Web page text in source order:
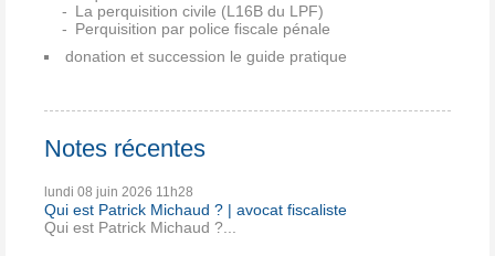
La perquisition civile (L16B du LPF)
Perquisition par police fiscale pénale
donation et succession le guide pratique
Notes récentes
lundi 08 juin 2026 11h28
Qui est Patrick Michaud ? | avocat fiscaliste
Qui est Patrick Michaud ?...